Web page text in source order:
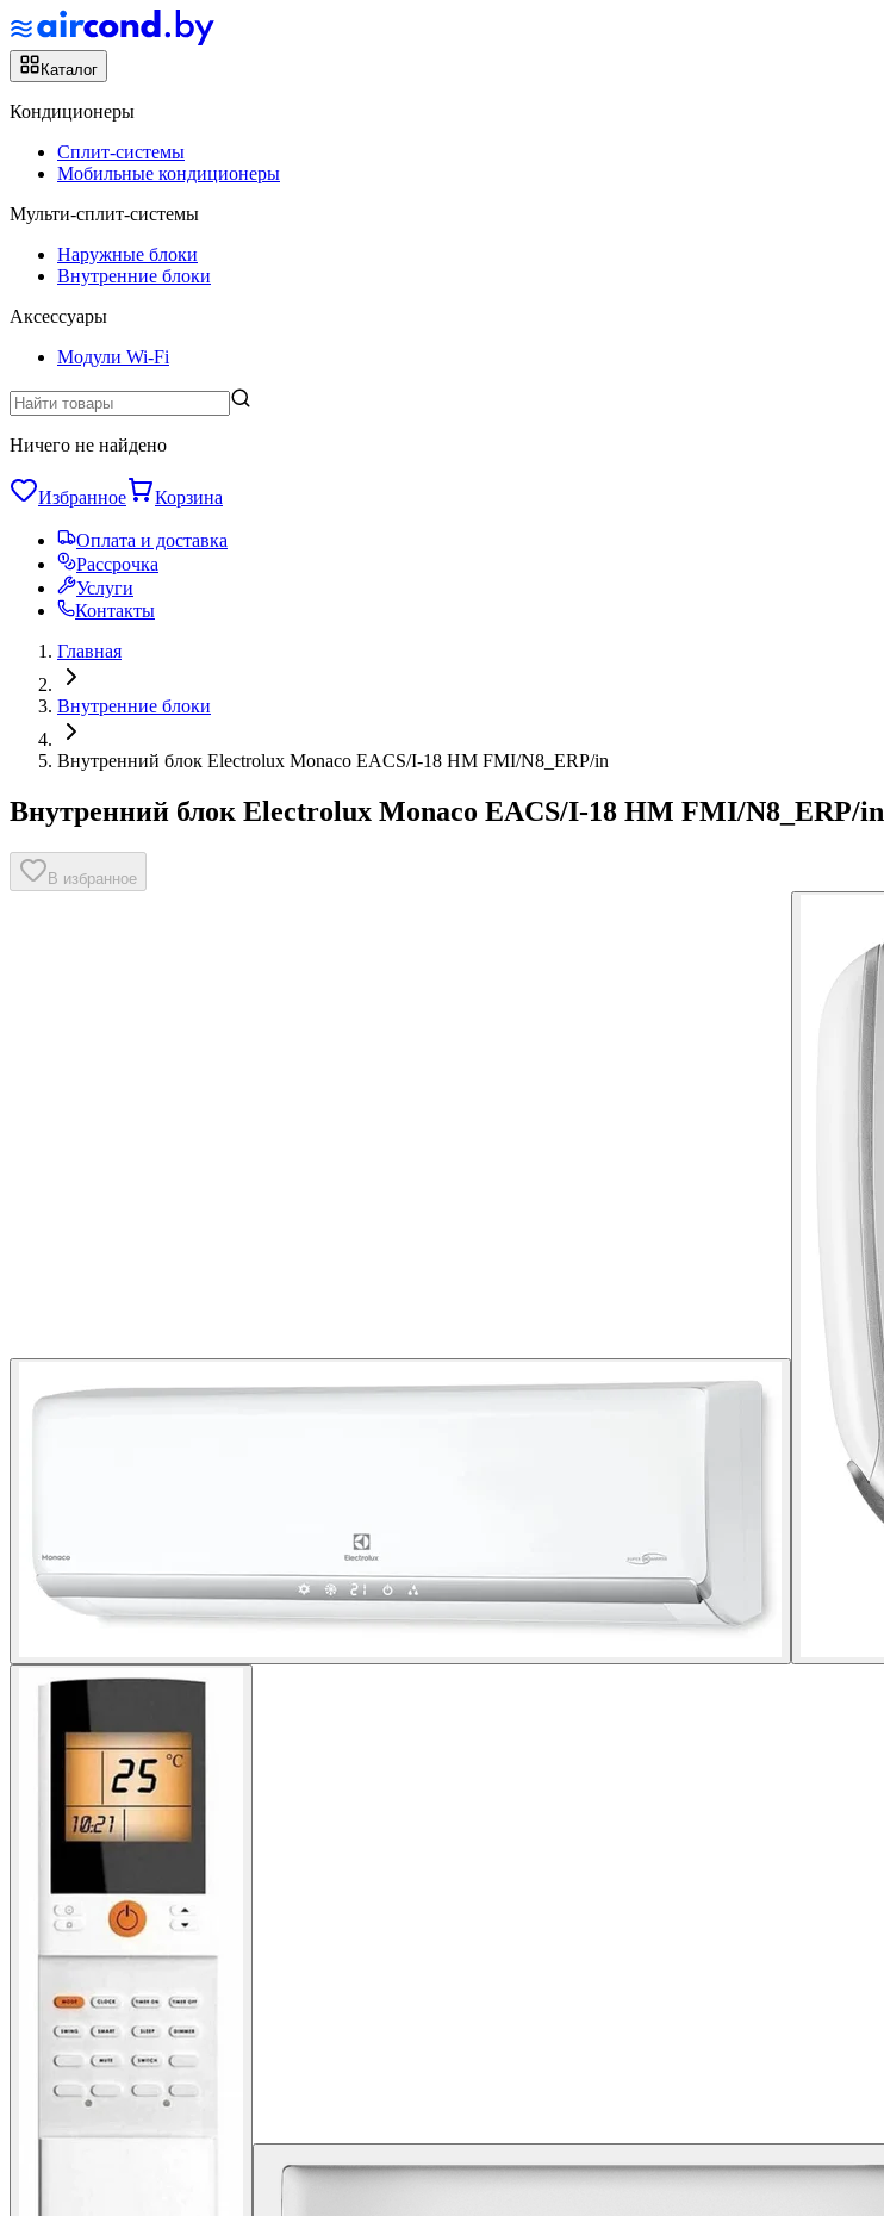
Каталог
Кондиционеры
Сплит-системы
Мобильные кондиционеры
Мульти-сплит-системы
Наружные блоки
Внутренние блоки
Аксессуары
Модули Wi-Fi
Ничего не найдено
Избранное Корзина
Оплата и доставка
Рассрочка
Услуги
Контакты
Главная
Внутренние блоки
Внутренний блок Electrolux Monaco EACS/I-18 HM FMI/N8_ERP/in
Внутренний блок Electrolux Monaco EACS/I-18 HM FMI/N8_ERP/in
В избранное